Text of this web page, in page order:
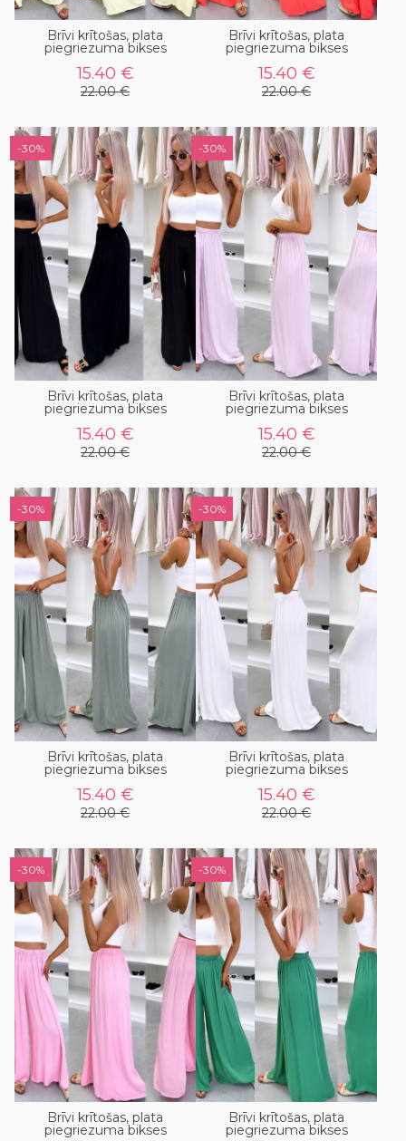
Brīvi krītošas, plata
piegriezuma bikses
15.40 €
22.00 €
Brīvi krītošas, plata
piegriezuma bikses
15.40 €
22.00 €
-30%
Brīvi krītošas, plata
piegriezuma bikses
15.40 €
22.00 €
-30%
Brīvi krītošas, plata
piegriezuma bikses
15.40 €
22.00 €
-30%
Brīvi krītošas, plata
piegriezuma bikses
15.40 €
22.00 €
-30%
Brīvi krītošas, plata
piegriezuma bikses
15.40 €
22.00 €
-30%
Brīvi krītošas, plata
piegriezuma bikses
-30%
Brīvi krītošas, plata
piegriezuma bikses